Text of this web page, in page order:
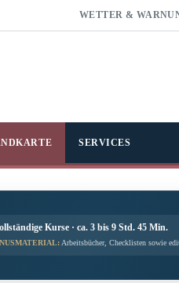
WETTER &
SERVICES
Kurse · ca. 3 bis 9 Std. 45 Min.
Arbeitsbücher, Checklisten sowie